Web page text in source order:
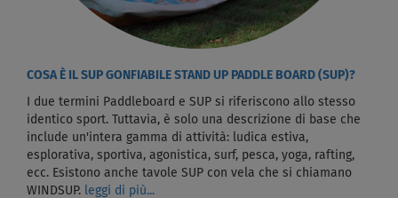
COSA È IL SUP GONFIABILE STAND UP PADDLE BOARD (SUP)?
I due termini Paddleboard e SUP si riferiscono allo stesso
identico sport. Tuttavia, è solo una descrizione di base che
include un'intera gamma di attività: ludica estiva,
esplorativa, sportiva, agonistica, surf, pesca, yoga, rafting,
ecc. Esistono anche tavole SUP con vela che si chiamano
WINDSUP.
leggi di più...